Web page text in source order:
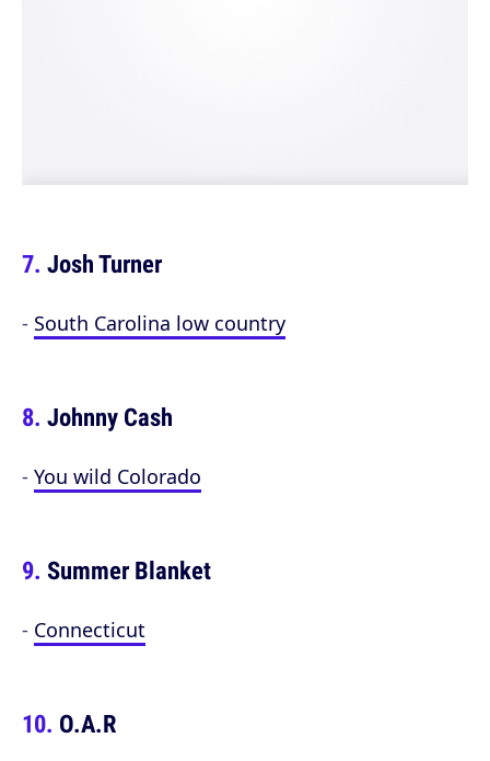
Josh Turner
- South Carolina low country
Johnny Cash
- You wild Colorado
Summer Blanket
- Connecticut
O.A.R